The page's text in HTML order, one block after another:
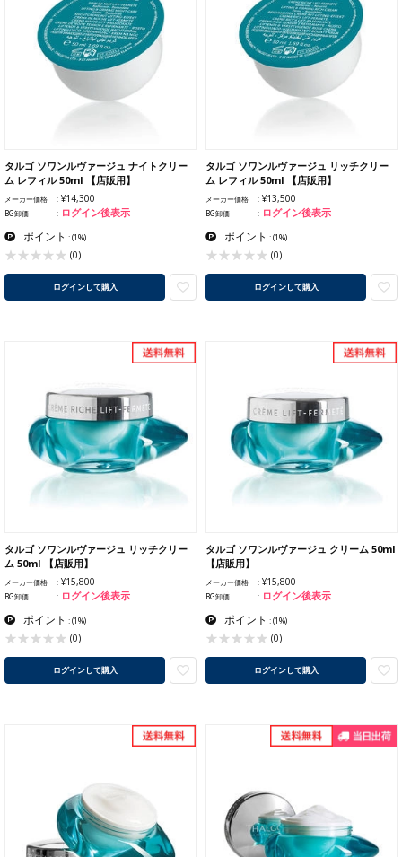
タルゴ ソワンルヴァージュ ナイトクリー
ム レフィル 50ml 【店販用】
メーカー価格 ¥14,300
BG卸価 ログイン後表示
ポイント :(1%)
(0)
ログインして購入
タルゴ ソワンルヴァージュ リッチクリー
ム レフィル 50ml 【店販用】
メーカー価格 ¥13,500
BG卸価 ログイン後表示
ポイント :(1%)
(0)
ログインして購入
タルゴ ソワンルヴァージュ リッチクリー
ム 50ml 【店販用】
メーカー価格 ¥15,800
BG卸価 ログイン後表示
ポイント :(1%)
(0)
ログインして購入
タルゴ ソワンルヴァージュ クリーム 50ml
【店販用】
メーカー価格 ¥15,800
BG卸価 ログイン後表示
ポイント :(1%)
(0)
ログインして購入